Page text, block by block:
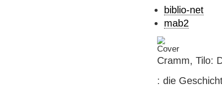
biblio-net
mab2
Cramm, Tilo:
: die